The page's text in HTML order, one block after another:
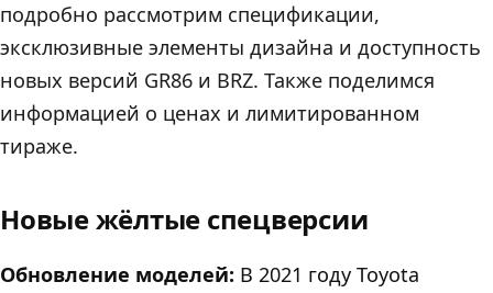
подробно рассмотрим спецификации,
эксклюзивные элементы дизайна и доступность
новых версий GR86 и BRZ. Также поделимся
информацией о ценах и лимитированном
тираже.
Новые жёлтые спецверсии
Обновление моделей: В 2021 году Toyota